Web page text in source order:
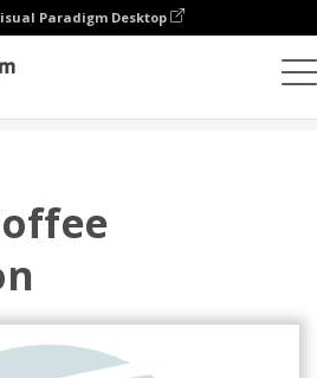
Paradigm Desktop